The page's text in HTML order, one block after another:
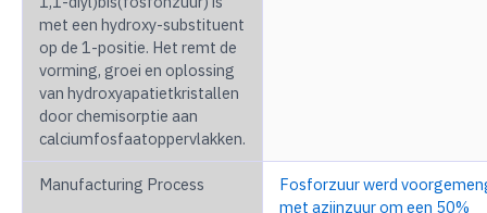
met een hydroxy-substituent
op de 1-positie. Het remt de
vorming, groei en oplossing
van hydroxyapatietkristallen
door chemisorptie aan
calciumfosfaatoppervlakken.
Manufacturing Process
Fosforzuur werd
met azijnzuur om een 50%